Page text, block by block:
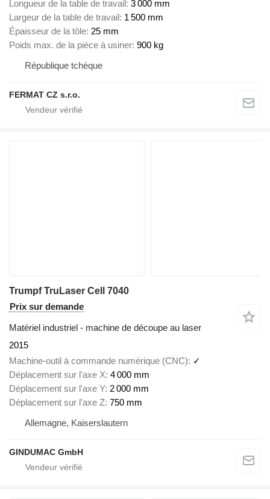
Longueur de la table de travail 3 000 mm
Largeur de la table de travail 1 500 mm
Épaisseur de la tôle 25 mm
Poids max. de la pièce à usiner 900 kg
République tchèque
FERMAT CZ s.r.o.
Trumpf TruLaser Cell 7040
Prix sur demande
Matériel industriel - machine de découpe au laser
2015
Machine-outil à commande numérique (CNC)
✓
Déplacement sur l'axe X 4 000 mm
Déplacement sur l'axe Y 2 000 mm
Déplacement sur l'axe Z 750 mm
Allemagne, Kaiserslautern
GINDUMAC GmbH